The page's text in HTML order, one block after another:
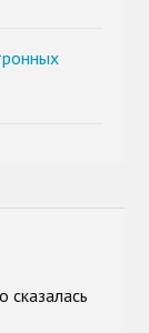
сказалась